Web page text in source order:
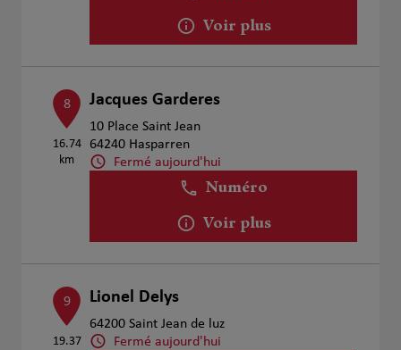
Voir plus
8
16.74
km
Jacques Garderes
10 Place Saint Jean
64240 Hasparren
Fermé aujourd'hui
Numéro
Voir plus
9
19.37
Lionel Delys
64200 Saint Jean de luz
Fermé aujourd'hui